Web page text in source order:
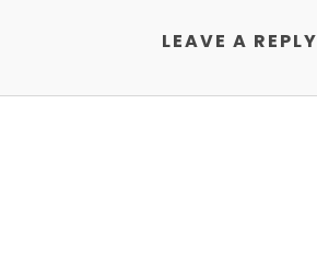
LEAVE A REPLY